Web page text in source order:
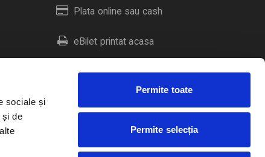
sociale și
și de
Permite toate
Permite selecția
Plata online sau cash
eBilet printat acasa
Livrare prin curier
Duplicare bilete